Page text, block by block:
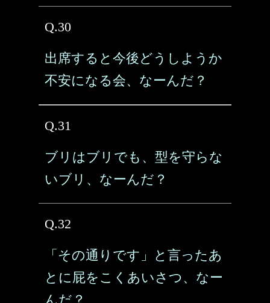
Q.30
出席すると今後どうしようか
不安になる会、なーんだ？
Q.31
ブリはブリでも、型を守らな
いブリ、なーんだ？
Q.32
「その通りです」と言ったあ
とに屁をこくあいさつ、なー
んだ？